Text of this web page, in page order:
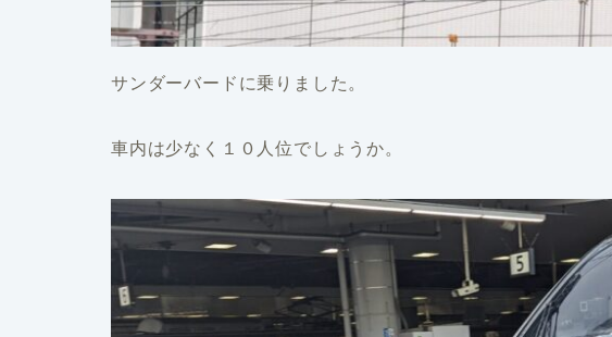
サンダーバードに乗りました。
車内は少なく１０人位でしょうか。